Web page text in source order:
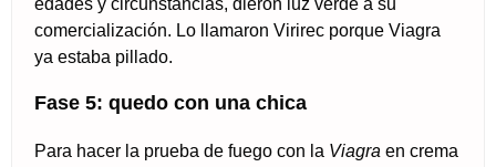
edades y circunstancias, dieron luz verde a su
comercialización. Lo llamaron Virirec porque Viagra
ya estaba pillado.
Fase 5: quedo con una chica
Para hacer la prueba de fuego con la Viagra en crema